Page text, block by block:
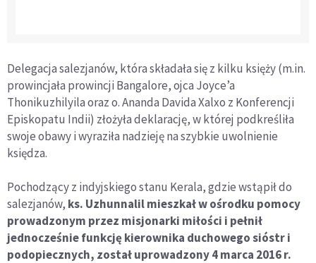
Delegacja salezjanów, która składała się z kilku księży (m.in.
prowincjała prowincji Bangalore, ojca Joyce’a
Thonikuzhilyila oraz o. Ananda Davida Xalxo z Konferencji
Episkopatu Indii) złożyła deklarację, w której podkreśliła
swoje obawy i wyraziła nadzieję na szybkie uwolnienie
księdza.
Pochodzący z indyjskiego stanu Kerala, gdzie wstąpił do
salezjanów, ks. Uzhunnalilmieszkał w ośrodku pomocy
prowadzonym przez misjonarki miłości i pełnił
jednocześnie funkcję kierownika duchowego sióstr i
podopiecznych, został uprowadzony 4 marca 2016 r.